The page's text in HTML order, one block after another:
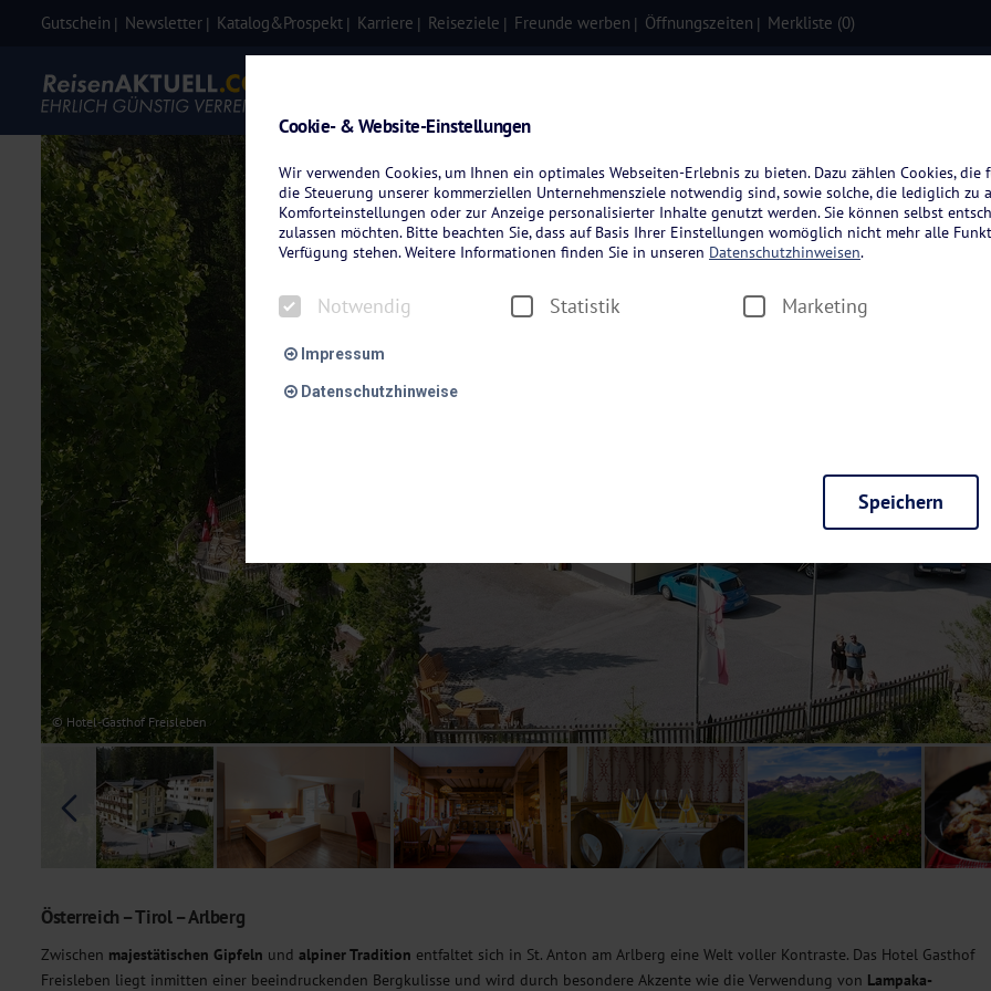
Gutschein Newsletter Katalog&Prospekt Karriere Reiseziele Freunde werben Öffnungszeiten Merkliste (0)
© Hotel-Gasthof Freisleben
Österreich – Tirol – Arlberg
Zwischen majestätischen Gipfeln und alpiner Tradition entfaltet sich in St. Anton am Arlberg eine Welt voller Kontraste. Das Hotel Gasthof
Freisleben liegt inmitten einer beeindruckenden Bergkulisse und wird durch besondere Akzente wie die Verwendung von Lampaka-
Cookie- & Website-Einstellungen
Wir verwenden Cookies, um Ihnen ein optimales Webseiten-Erlebnis zu bieten. Dazu zählen Cookies,
die Steuerung unserer kommerziellen Unternehmensziele notwendig sind, sowie solche, die lediglich zu
Komforteinstellungen oder zur Anzeige personalisierter Inhalte genutzt werden. Sie können selbst
zulassen möchten. Bitte beachten Sie, dass auf Basis Ihrer Einstellungen womöglich nicht mehr alle
Verfügung stehen. Weitere Informationen finden Sie in unseren Datenschutzhinweisen.
Notwendig Statistik Marketing
Impressum
Datenschutzhinweise
Diese Cookies sind für den Betrieb der Seite unbedingt notwendig und ermöglichen beispielsweise
möchten, um Ihnen unsere Dienste bei einem erneuten Besuch unserer Seite schneller zur Verfügung zu
Statistik
Um unser Angebot und unsere Webseite weiter zu verbessern, erfassen wir anonymisierte Daten für
dieser Cookies können wir beispielsweise die Besucherzahlen und den Effekt bestimmter Seiten unseres
unsere Inhalte optimieren. Wir nutzen hierfür Dienste von Google und Facebook. Durch diese Dienste
Übermittlung, der auf unsere Website erfassten Daten, kommen. Weitere Hinweise zu der Verarbeitung
Datenschutzhinweisen. Sie können Ihre Einwilligung jederzeit in den Cookie-Einstellungen widerrufen.
Marketing
Diese Cookies werden genutzt, um Ihnen personalisierte Inhalte, passend zu Ihren Interessen anzuzeigen.
Speichern